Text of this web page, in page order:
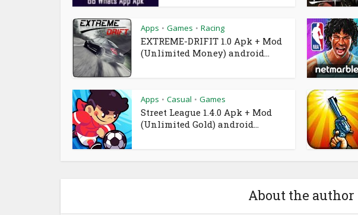
Apps • Games • Racing
EXTREME-DRIFIT 1.0 Apk + Mod
(Unlimited Money) android...
Apps • Casual • Games
Street League 1.4.0 Apk + Mod
(Unlimited Gold) android...
About the author